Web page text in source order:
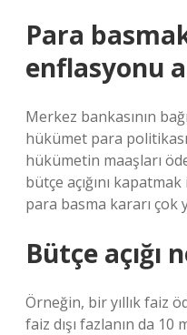
Para
enflasyonu
Merkez bankasının
hükümet para
hükümetin maaşları
bütçe açığını
para basma kararı çok
Bütçe açığı
Örneğin, bir yıllık faiz
faiz dışı fazlanın da